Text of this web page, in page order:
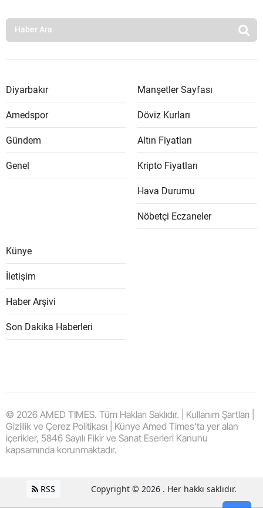
Diyarbakır
Amedspor
Gündem
Genel
Manşetler Sayfası
Döviz Kurları
Altın Fiyatları
Kripto Fiyatları
Hava Durumu
Nöbetçi Eczaneler
Künye
İletişim
Haber Arşivi
Son Dakika Haberleri
© 2026 AMED TIMES. Tüm Hakları Saklıdır. | Kullanım Şartları |
Gizlilik ve Çerez Politikası | Künye Amed Times'ta yer alan
içerikler, 5846 Sayılı Fikir ve Sanat Eserleri Kanunu
kapsamında korunmaktadır.
RSS Copyright © 2026 . Her hakkı saklıdır.